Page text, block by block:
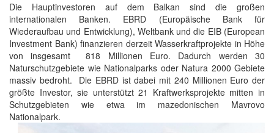
Die Hauptinvestoren auf dem Balkan sind die großen
internationalen Banken. EBRD (Europäische Bank für
Wiederaufbau und Entwicklung), Weltbank und die EIB (European
Investment Bank) finanzieren derzeit Wasserkraftprojekte in Höhe
von insgesamt 818 Millionen Euro. Dadurch werden 30
Naturschutzgebiete wie Nationalparks oder Natura 2000 Gebiete
massiv bedroht. Die EBRD ist dabei mit 240 Millionen Euro der
größte Investor, sie unterstützt 21 Kraftwerksprojekte mitten in
Schutzgebieten wie etwa im mazedonischen Mavrovo
Nationalpark.